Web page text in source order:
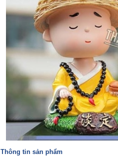
Thông tin sản phẩm